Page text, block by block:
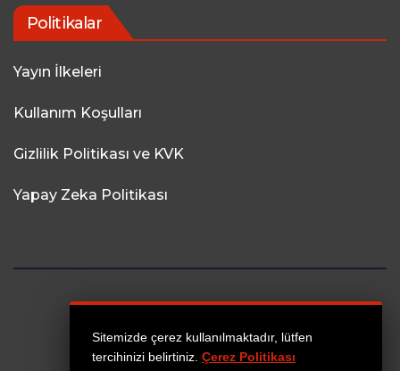
Sitemizde çerez kullanılmaktadır, lütfen
tercihinizi belirtiniz. Çerez Politikası
Politikalar
Yayın İlkeleri
Kullanım Koşulları
Gizlilik Politikası ve KVK
Yapay Zeka Politikası